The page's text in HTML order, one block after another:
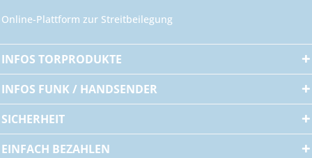
Online-Plattform zur Streitbeilegung
INFOS TORPRODUKTE
INFOS FUNK / HANDSENDER
SICHERHEIT
EINFACH BEZAHLEN